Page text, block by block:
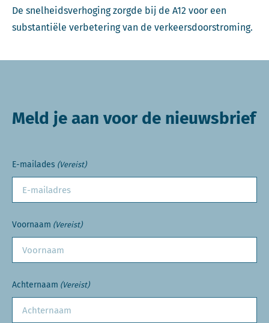
De snelheidsverhoging zorgde bij de A12 voor een
substantiële verbetering van de verkeersdoorstroming.
Meld je aan voor de nieuwsbrief
E-mailades (Vereist)
Voornaam (Vereist)
Achternaam (Vereist)